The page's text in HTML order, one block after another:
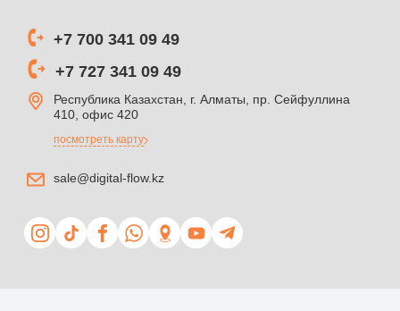
+7 700 341 09 49
+7 727 341 09 49
Республика Казахстан, г. Алматы, пр. Сейфуллина
410, офис 420
посмотреть карту
sale@digital-flow.kz